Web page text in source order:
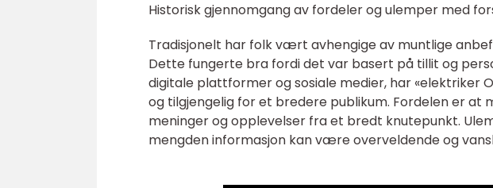
Historisk gjennomgang av fordeler og ulemper med
Tradisjonelt har folk vært avhengige av muntlige
Dette fungerte bra fordi det var basert på tillit og
digitale plattformer og sosiale medier, har «elektriker
og tilgjengelig for et bredere publikum. Fordelen er at
meninger og opplevelser fra et bredt knutepunkt.
mengden informasjon kan være overveldende og